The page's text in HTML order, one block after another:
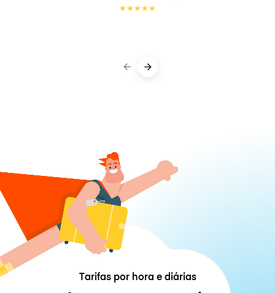
★★★★★
Tarifas por hora e diárias